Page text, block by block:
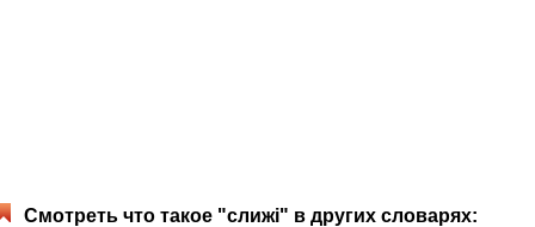
Смотреть что такое "слижі" в других словарях: